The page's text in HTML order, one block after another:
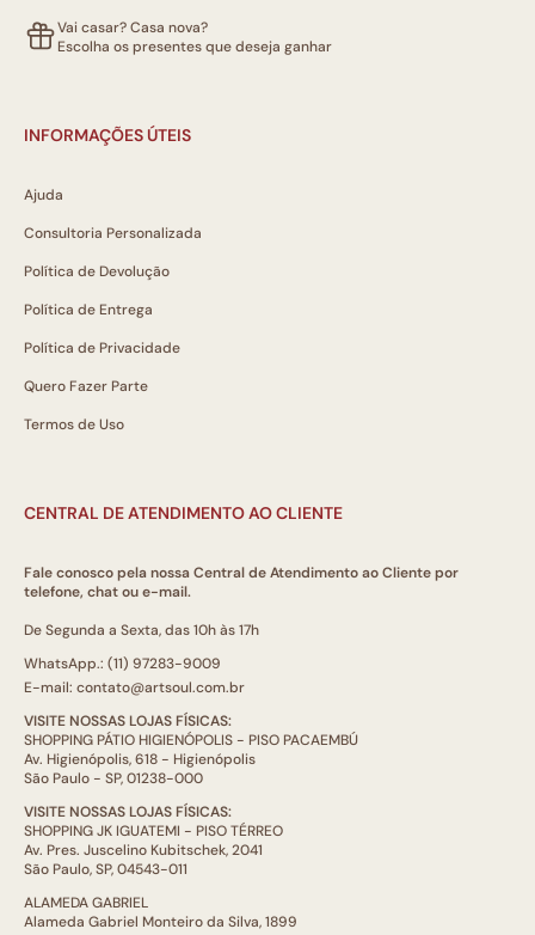
Vai casar? Casa nova?
Escolha os presentes que deseja ganhar
INFORMAÇÕES ÚTEIS
Ajuda
Consultoria Personalizada
Política de Devolução
Política de Entrega
Política de Privacidade
Quero Fazer Parte
Termos de Uso
CENTRAL DE ATENDIMENTO AO CLIENTE
Fale conosco pela nossa Central de Atendimento ao Cliente por
telefone, chat ou e-mail.
De Segunda a Sexta, das 10h às 17h
WhatsApp.: (11) 97283-9009
E-mail: contato@artsoul.com.br
VISITE NOSSAS LOJAS FÍSICAS:
SHOPPING PÁTIO HIGIENÓPOLIS - PISO PACAEMBÚ
Av. Higienópolis, 618 - Higienópolis
São Paulo - SP, 01238-000
VISITE NOSSAS LOJAS FÍSICAS:
SHOPPING JK IGUATEMI - PISO TÉRREO
Av. Pres. Juscelino Kubitschek, 2041
São Paulo, SP, 04543-011
ALAMEDA GABRIEL
Alameda Gabriel Monteiro da Silva, 1899